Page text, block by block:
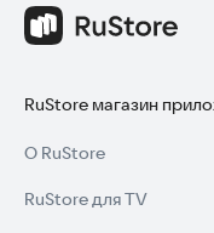
RuStore магазин
О RuStore
RuStore для TV